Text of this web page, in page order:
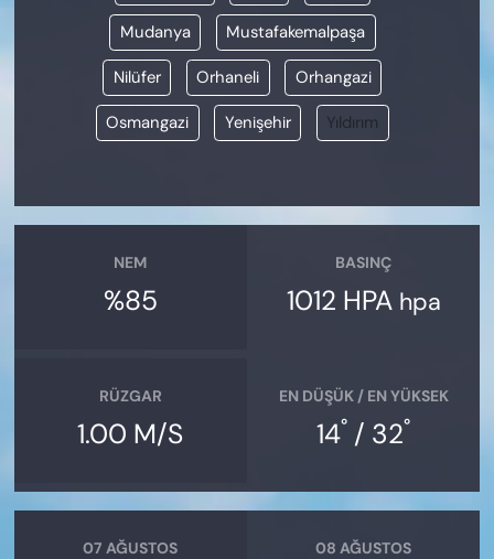
Mudanya Mustafakemalpaşa
Nilüfer Orhaneli Orhangazi
Osmangazi Yenişehir Yıldırım
NEM
%85
BASINÇ
1012 HPA hpa
RÜZGAR
1.00 M/S
EN DÜŞÜK / EN YÜKSEK
14° / 32°
07 AĞUSTOS 08 AĞUSTOS